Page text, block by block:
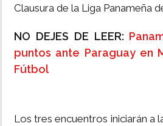
Clausura de la Liga Panameña
NO DEJES DE LEER:
puntos ante Paraguay en
Fútbol
Los tres encuentros iniciarán a